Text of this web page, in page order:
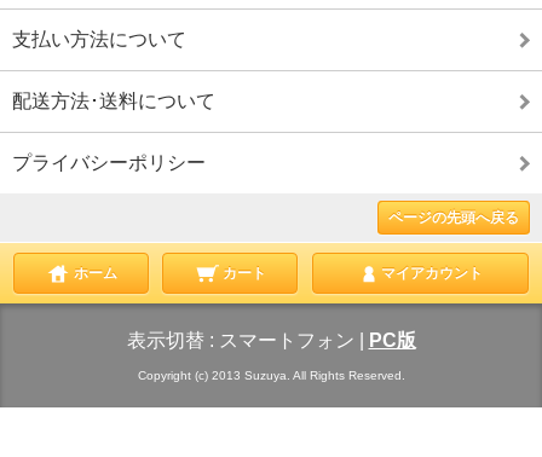
支払い方法について
配送方法･送料について
プライバシーポリシー
ページの先頭へ戻る
ホーム カート マイアカウント
表示切替 : スマートフォン PC版
Copyright (c) 2013 Suzuya. All Rights Reserved.